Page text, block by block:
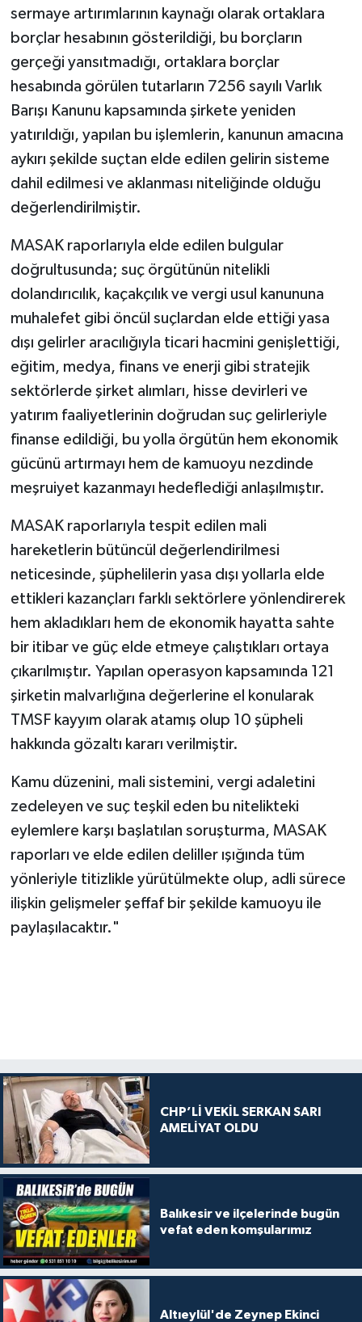
sermaye artırımlarının kaynağı olarak ortaklara
borçlar hesabının gösterildiği, bu borçların
gerçeği yansıtmadığı, ortaklara borçlar
hesabında görülen tutarların 7256 sayılı Varlık
Barışı Kanunu kapsamında şirkete yeniden
yatırıldığı, yapılan bu işlemlerin, kanunun amacına
aykırı şekilde suçtan elde edilen gelirin sisteme
dahil edilmesi ve aklanması niteliğinde olduğu
değerlendirilmiştir.
MASAK raporlarıyla elde edilen bulgular
doğrultusunda; suç örgütünün nitelikli
dolandırıcılık, kaçakçılık ve vergi usul kanununa
muhalefet gibi öncül suçlardan elde ettiği yasa
dışı gelirler aracılığıyla ticari hacmini genişlettiği,
eğitim, medya, finans ve enerji gibi stratejik
sektörlerde şirket alımları, hisse devirleri ve
yatırım faaliyetlerinin doğrudan suç gelirleriyle
finanse edildiği, bu yolla örgütün hem ekonomik
gücünü artırmayı hem de kamuoyu nezdinde
meşruiyet kazanmayı hedeflediği anlaşılmıştır.
MASAK raporlarıyla tespit edilen mali
hareketlerin bütüncül değerlendirilmesi
neticesinde, şüphelilerin yasa dışı yollarla elde
ettikleri kazançları farklı sektörlere yönlendirerek
hem akladıkları hem de ekonomik hayatta sahte
bir itibar ve güç elde etmeye çalıştıkları ortaya
çıkarılmıştır. Yapılan operasyon kapsamında 121
şirketin malvarlığına değerlerine el konularak
TMSF kayyım olarak atamış olup 10 şüpheli
hakkında gözaltı kararı verilmiştir.
Kamu düzenini, mali sistemini, vergi adaletini
zedeleyen ve suç teşkil eden bu nitelikteki
eylemlere karşı başlatılan soruşturma, MASAK
raporları ve elde edilen deliller ışığında tüm
yönleriyle titizlikle yürütülmekte olup, adli sürece
ilişkin gelişmeler şeffaf bir şekilde kamuoyu ile
paylaşılacaktır."
CHP’Lİ VEKİL SERKAN SARI
AMELİYAT OLDU
Balıkesir ve ilçelerinde bugün
vefat eden komşularımız
Altıeylül'de Zeynep Ekinci